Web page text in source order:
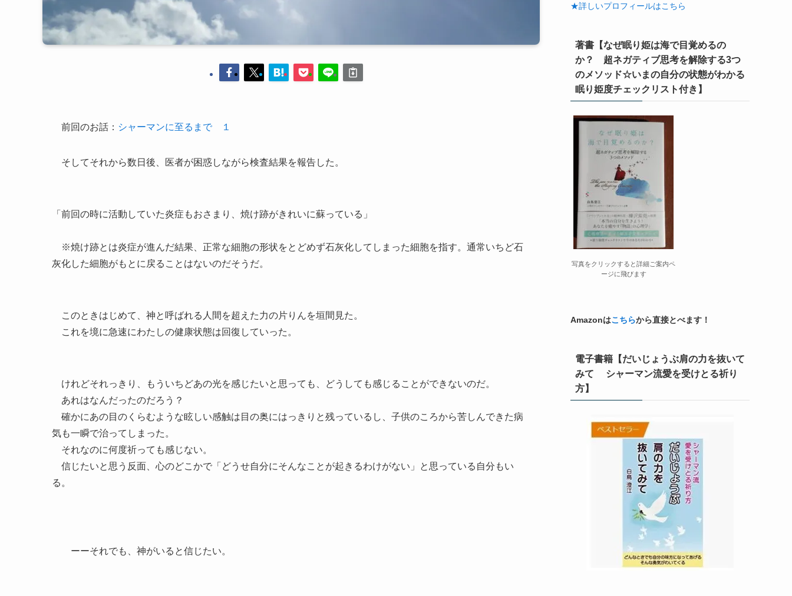
前回のお話： シャーマンに至るまで １
そしてそれから数日後、医者が困惑しながら検査結果を報告した。
「前回の時に活動していた炎症もおさまり、焼け跡がきれいに蘇っている」
※焼け跡とは炎症が進んだ結果、正常な細胞の形状をとどめず石灰化してしまった細胞を指す。通常いちど石
灰化した細胞がもとに戻ることはないのだそうだ。
このときはじめて、神と呼ばれる人間を超えた力の片りんを垣間見た。
これを境に急速にわたしの健康状態は回復していった。
けれどそれっきり、もういちどあの光を感じたいと思っても、どうしても感じることができないのだ。
あれはなんだったのだろう？
確かにあの目のくらむような眩しい感触は目の奥にはっきりと残っているし、子供のころから苦しんできた病
気も一瞬で治ってしまった。
それなのに何度祈っても感じない。
信じたいと思う反面、心のどこかで「どうせ自分にそんなことが起きるわけがない」と思っている自分もい
る。
ーーそれでも、神がいると信じたい。
★詳しいプロフィールはこちら
著書【なぜ眠り姫は海で目覚めるの
か？ 超ネガティブ思考を解除する3つ
のメソッド☆いまの自分の状態がわかる
眠り姫度チェックリスト付き】
写真をクリックすると詳細ご案内ペ
ージに飛びます
Amazonはこちらから直接とべます！
電子書籍【だいじょうぶ肩の力を抜いて
みて シャーマン流愛を受けとる祈り
方】